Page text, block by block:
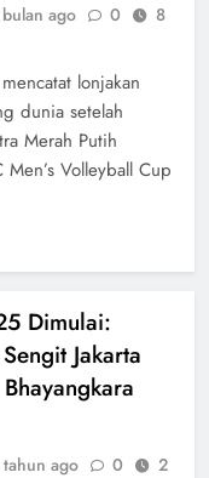
ago 0
8
lonjakan
dunia setelah
Merah Putih
Volleyball Cup
Dimulai:
Jakarta
ago 0
2